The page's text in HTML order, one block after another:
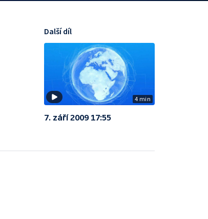
4 min
Další díl
7. září 2009 17:55